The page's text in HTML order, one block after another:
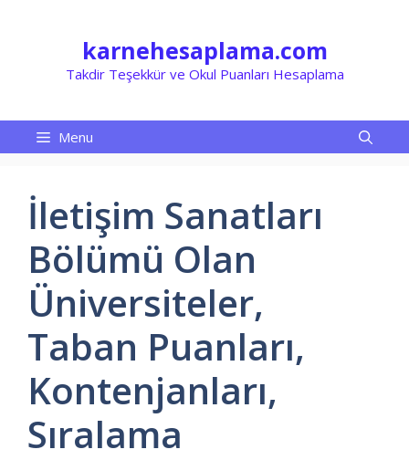
karnehesaplama.com
Takdir Teşekkür ve Okul Puanları Hesaplama
Menu
İletişim Sanatları
Bölümü Olan
Üniversiteler,
Taban Puanları,
Kontenjanları,
Sıralama